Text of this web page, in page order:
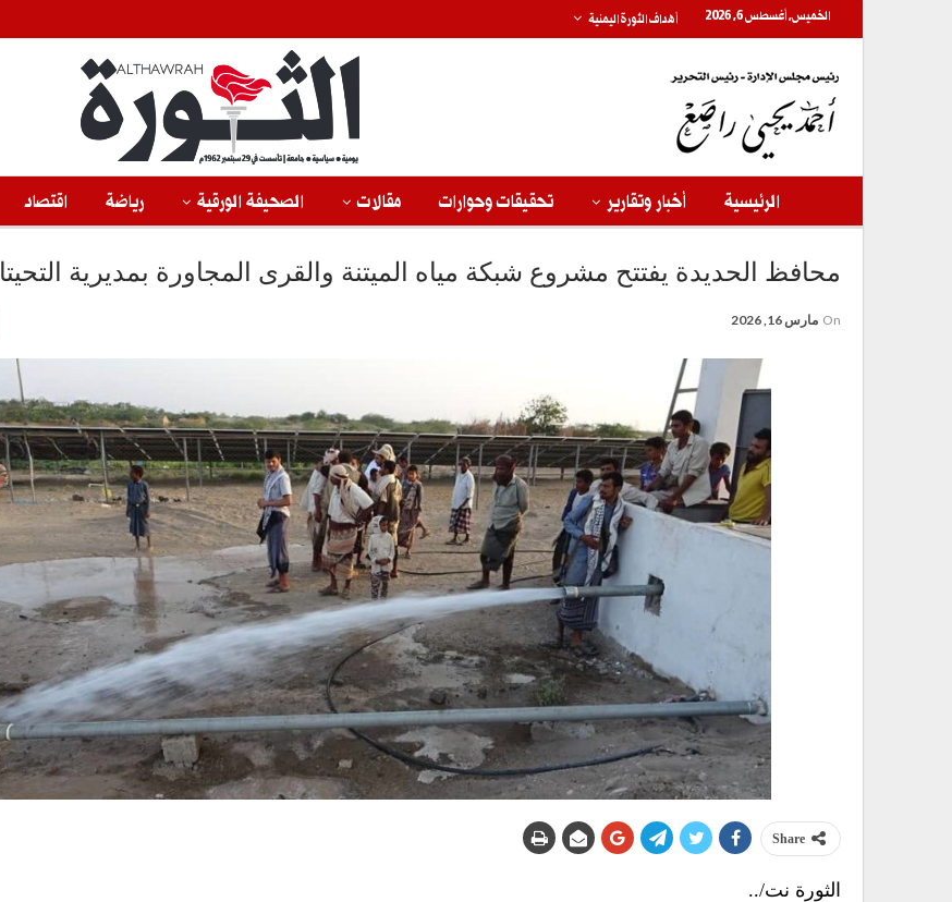
الخميس, أغسطس 6, 2026 أهداف الثورة اليمنية
الرئيسية أخبار وتقارير تحقيقات وحوارات مقالات الصحيفة الورقية رياضة اقتصاد
محافظ الحديدة يفتتح مشروع شبكة مياه الميتنة والقرى المجاورة بمديرية التحيتا
On مارس 16, 2026
Share
الثورة نت/..